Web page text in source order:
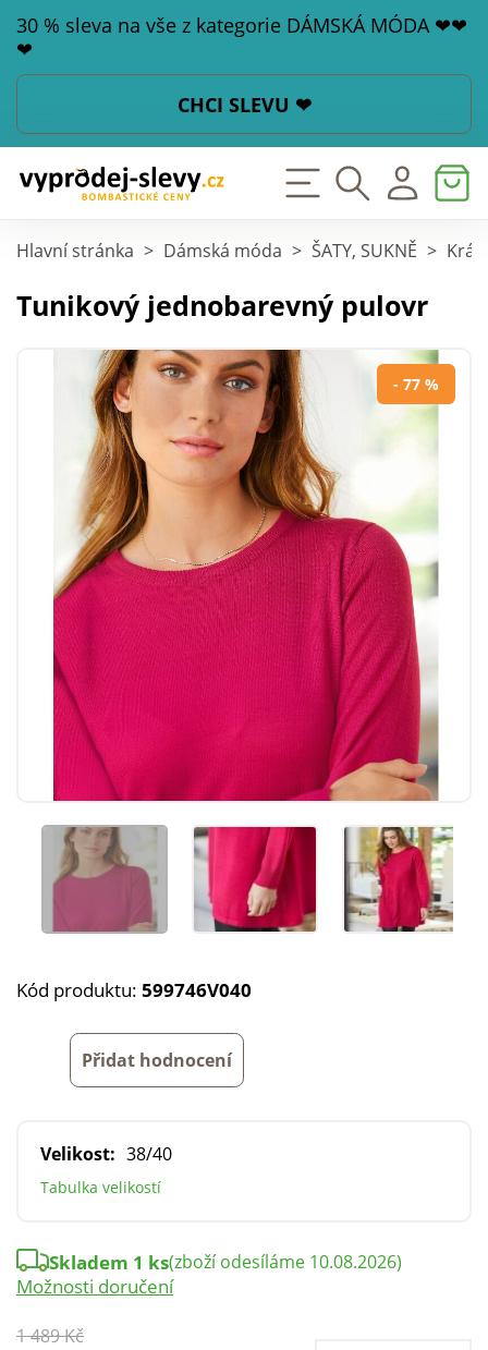
30 % sleva na vše z kategorie DÁMSKÁ MÓDA ❤❤
❤
CHCI SLEVU ❤
Hlavní stránka > Dámská móda > ŠATY, SUKNĚ >
Tunikový jednobarevný pulovr
- 77 %
Kód produktu: 599746V040
Přidat hodnocení
Velikost: 38/40
Tabulka velikostí
1 489 Kč
Skladem 1 ks(zboží odesíláme 10.08.2026)
Možnosti doručení